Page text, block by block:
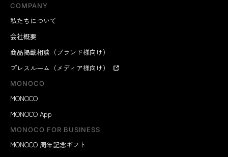
COMPANY
私たちについて
会社概要
商品掲載相談（ブランド様向け）
プレスルーム（メディア様向け）
MONOCO
MONOCO
MONOCO App
MONOCO FOR BUSINESS
MONOCO 周年記念ギフト